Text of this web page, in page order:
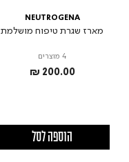
NEUTROGENA
מארז שגרת טיפוח מושלמת
4 מוצרים
₪ 200.00
הוספה לסל